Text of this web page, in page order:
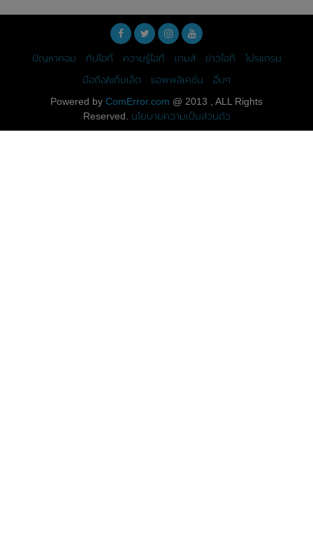
ปัญหาคอม ทิปไอที ความรู้ไอที เกมส์ ข่าวไอที
โปรแกรม
มือถือ/แท็บเล็ต
แอพพลิเคชั่น
อื่นๆ
Powered by ComError.com @ 2013 , ALL Rights
Reserved. นโยบายความเป็นส่วนตัว